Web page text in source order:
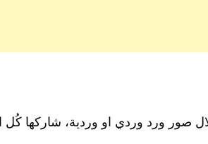
صور ورد وردي او وردية، شاركها كُل